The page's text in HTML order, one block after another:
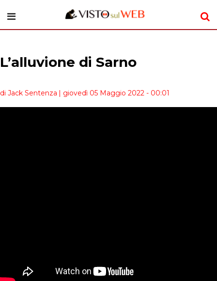
L’alluvione di Sarno
di Jack Sentenza | giovedì 05 Maggio 2022 - 00:01